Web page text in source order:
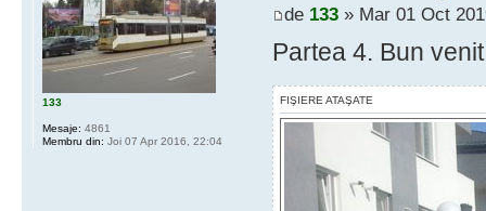
de 133» Mar 01 Oct
Partea 4. Bun
FIŞIERE ATAŞATE
133
Mesaje: 4861
Membru din: Joi 07 Apr 2016, 22:04